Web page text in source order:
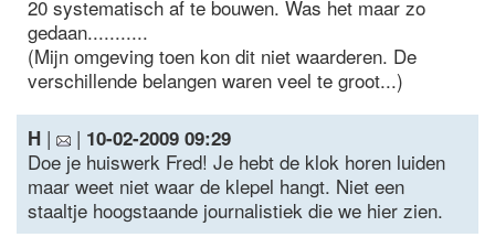
20 systematisch af te bouwen. Was het maar zo
gedaan...........
(Mijn omgeving toen kon dit niet waarderen. De
verschillende belangen waren veel te groot...)
H | | 10-02-2009 09:29
Doe je huiswerk Fred! Je hebt de klok horen luiden
maar weet niet waar de klepel hangt. Niet een
staaltje hoogstaande journalistiek die we hier zien.